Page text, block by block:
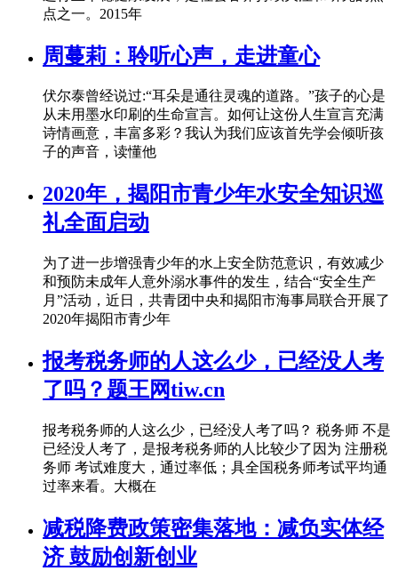
点之一。2015年
周蔓莉：聆听心声，走进童心
伏尔泰曾经说过:“耳朵是通往灵魂的道路。”孩子的心是
从未用墨水印刷的生命宣言。如何让这份人生宣言充满
诗情画意，丰富多彩？我认为我们应该首先学会倾听孩
子的声音，读懂他
2020年，揭阳市青少年水安全知识巡
礼全面启动
为了进一步增强青少年的水上安全防范意识，有效减少
和预防未成年人意外溺水事件的发生，结合“安全生产
月”活动，近日，共青团中央和揭阳市海事局联合开展了
2020年揭阳市青少年
报考税务师的人这么少，已经没人考
了吗？题王网tiw.cn
报考税务师的人这么少，已经没人考了吗？ 税务师 不是
已经没人考了，是报考税务师的人比较少了因为 注册税
务师 考试难度大，通过率低；具全国税务师考试平均通
过率来看。大概在
减税降费政策密集落地：减负实体经
济 鼓励创新创业